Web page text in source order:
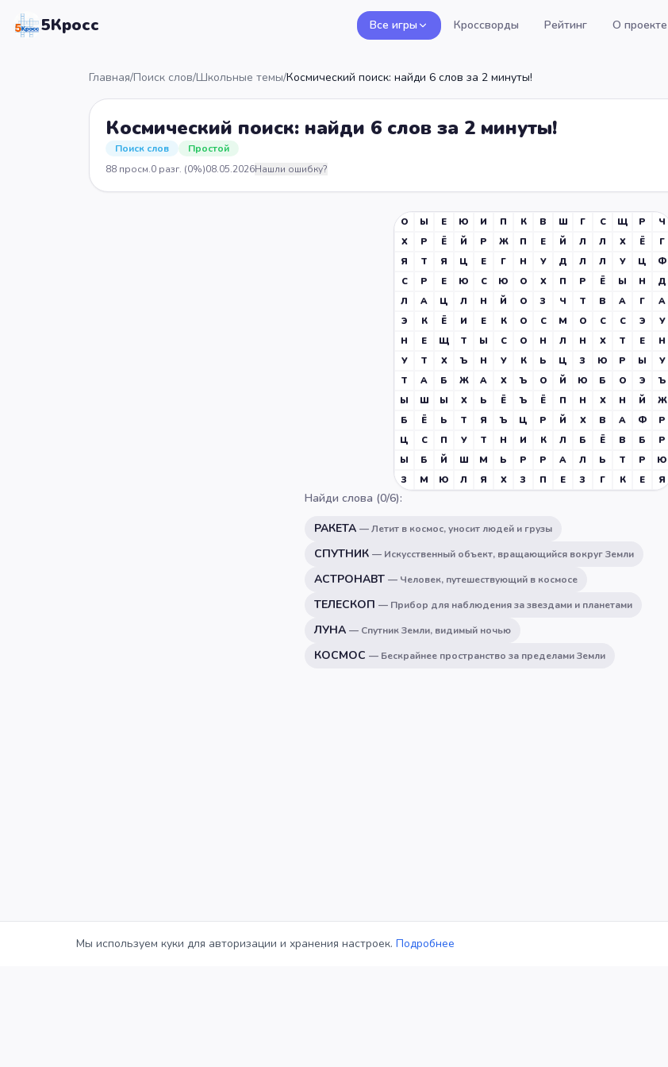
5Кросс Все игры Кроссворды Рейтинг О проекте
Главная/Поиск слов/Школьные темы/Космический поиск: найди 6 слов за 2 минуты!
Космический поиск: найди 6 слов за 2 минуты!
Поиск слов
Простой
88 просм.0 разг. (0%)08.05.2026Нашли ошибку?
О Ы Е Ю И П К В Ш Г С Щ Р
Ч
Х
Р Ё Й Р Ж П Е Й Л Л Х Ё
Г
Я
Т Я Ц Е Г Н У Д Л Л У Ц
Ф
С
Р Е Ю С Ю О Х П Р Ё Ы Н
Д
Л
А Ц Л Н Й О З Ч Т В А Г
А
Э
К Ё И Е К О С М О С С Э
У
Н
Е Щ Т Ы С О Н Л Н Х Т Е
Н
У
Т Х Ъ Н У К Ь Ц З Ю Р Ы
У
Т
А Б Ж А Х Ъ О Й Ю Б О Э
Ъ
Ы
Ш Ы Х Ь Ё Ъ Ё П Н Х Н Й
Ж
Б
Ё Ь Т Я Ъ Ц Р Й Х В А Ф
Р
Ц
С П У Т Н И К Л Б Ё В Б
Р
Ы
Б Й Ш М Ь Р Р А Л Ь Т Р
Ю
З
М Ю Л Я Х З П Е З Г К Е Я
Найди слова (0/6):
РАКЕТА —Летит в космос, уносит людей и грузы
СПУТНИК — Искусственный объект, вращающийся вокруг Земли
АСТРОНАВТ — Человек, путешествующий в космосе
ТЕЛЕСКОП — Прибор для наблюдения за звездами и планетами
ЛУНА — Спутник Земли, видимый ночью
КОСМОС — Бескрайнее пространство за пределами Земли
Мы используем куки для авторизации и хранения настроек. Подробнее